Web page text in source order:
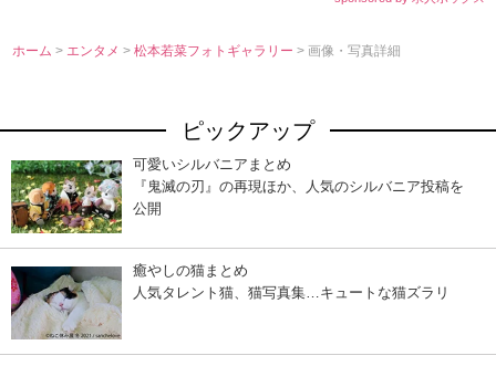
ホーム > エンタメ>松本若菜フォトギャラリー> 画像・写真詳細
ピックアップ
可愛いシルバニアまとめ
『鬼滅の刃』の再現ほか、人気のシルバニア投稿を
公開
癒やしの猫まとめ
人気タレント猫、猫写真集…キュートな猫ズラリ